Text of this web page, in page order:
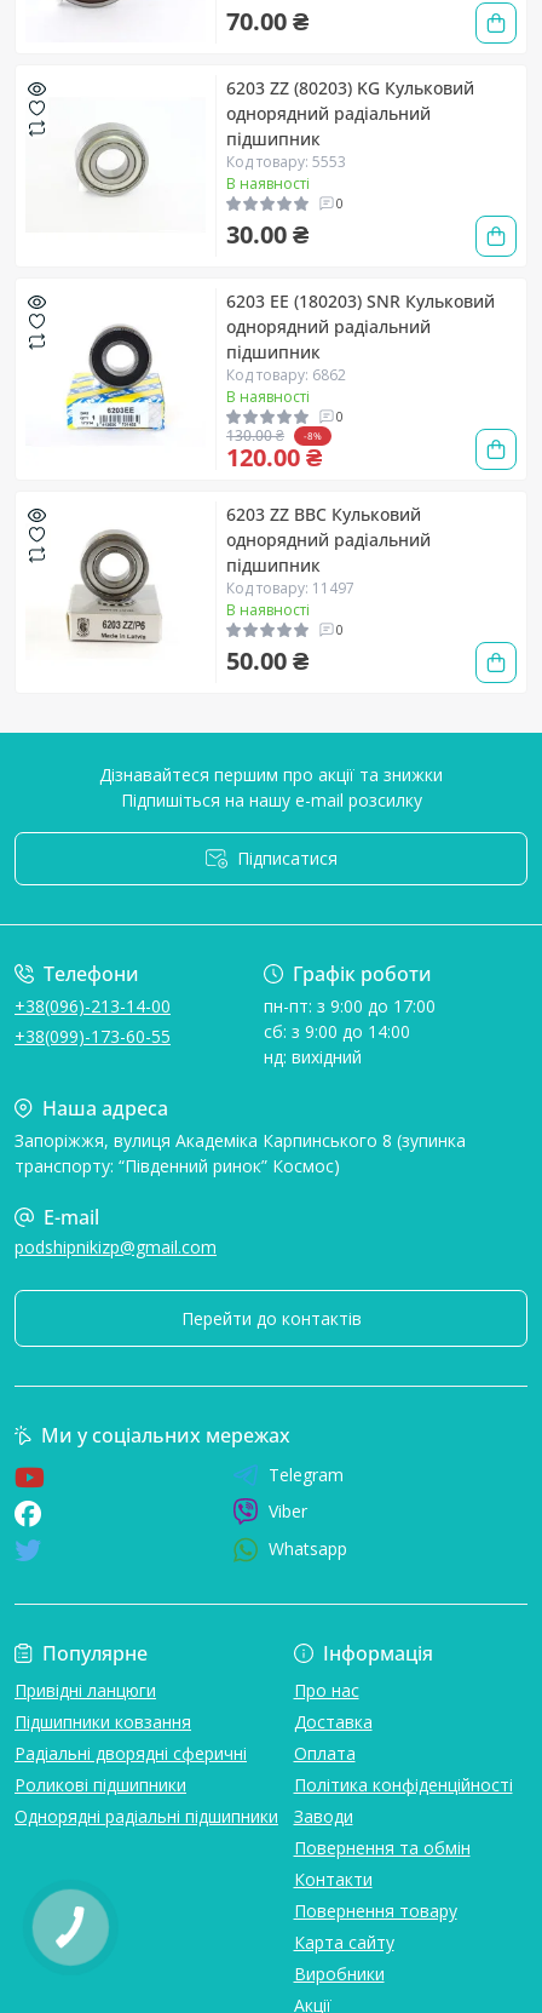
70.00 ₴
6203 ZZ (80203) KG Кульковий
однорядний радіальний
підшипник
Код товару: 5553
В наявності
0
30.00 ₴
6203 EE (180203) SNR Кульковий
однорядний радіальний
підшипник
Код товару: 6862
В наявності
0
130.00 ₴ -8%
120.00 ₴
6203 ZZ BBC Кульковий
однорядний радіальний
підшипник
Код товару: 11497
В наявності
0
50.00 ₴
Дізнавайтеся першим про акції та знижки
Підпишіться на нашу e-mail розсилку
Підписатися
Телефони
+38(096)-213-14-00
+38(099)-173-60-55
Графік роботи
пн-пт: з 9:00 до 17:00
сб: з 9:00 до 14:00
нд: вихідний
Наша адреса
Запоріжжя, вулиця Академіка Карпинського 8 (зупинка
транспорту: “Південний ринок” Космос)
E-mail
podshipnikizp@gmail.com
Перейти до контактів
Популярне
Привідні ланцюги
Підшипники ковзання
Радіальні дворядні сферичні
Роликові підшипники
Однорядні радіальні підшипники
Інформація
Про нас
Доставка
Оплата
Політика конфіденційності
Заводи
Повернення та обмін
Контакти
Повернення товару
Карта сайту
Виробники
Акції
Ми у соціальних мережах
Telegram
Viber
Whatsapp